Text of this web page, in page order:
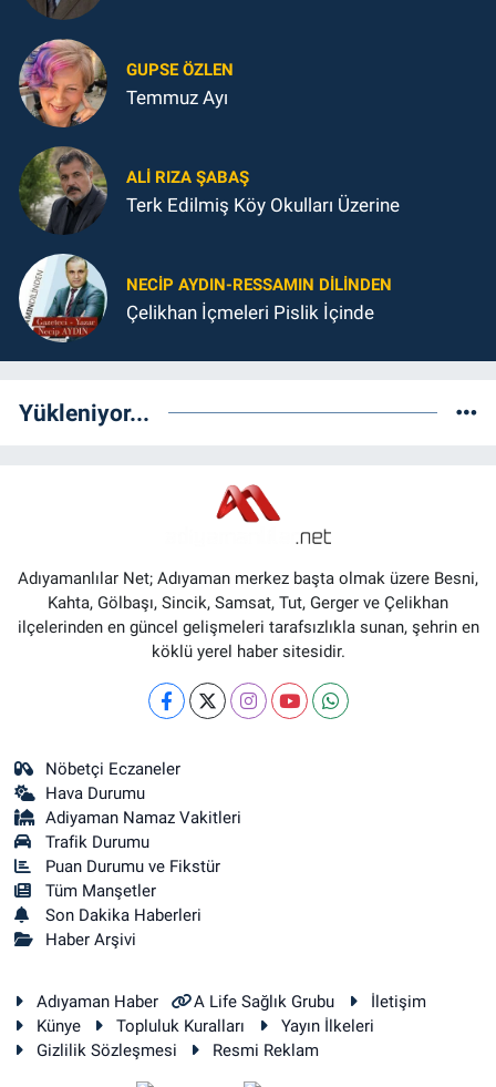
GUPSE ÖZLEN
Temmuz Ayı
ALI RIZA ŞABAŞ
Terk Edilmiş Köy Okulları Üzerine
NECIP AYDIN-RESSAMIN DILINDEN
Çelikhan İçmeleri Pislik İçinde
Yükleniyor...
Adıyamanlılar Net; Adıyaman merkez başta olmak üzere Besni,
Kahta, Gölbaşı, Sincik, Samsat, Tut, Gerger ve Çelikhan
ilçelerinden en güncel gelişmeleri tarafsızlıkla sunan, şehrin en
köklü yerel haber sitesidir.
Nöbetçi Eczaneler
Hava Durumu
Adiyaman Namaz Vakitleri
Trafik Durumu
Puan Durumu ve Fikstür
Tüm Manşetler
Son Dakika Haberleri
Haber Arşivi
Adıyaman Haber A Life Sağlık Grubu
İletişim
Künye
Topluluk Kuralları
Yayın İlkeleri
Gizlilik Sözleşmesi
Resmi Reklam